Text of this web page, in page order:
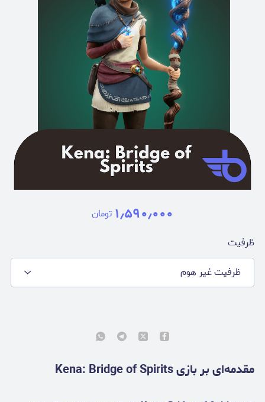
۱٫۵۹۰٫۰۰۰ تومان
ظرفیت
ظرفیت غیر هوم
مقدمه‌ای بر بازی Kena: Bridge of Spirits